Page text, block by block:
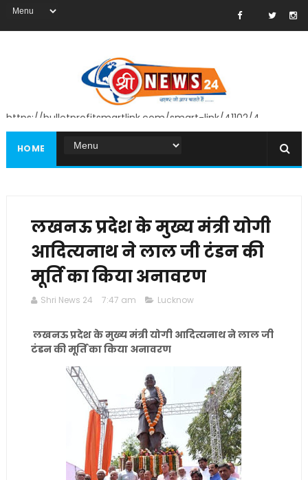
https://bulletprofitsmartlink.com/smart-link/41102/4
HOME
लखनऊ प्रदेश के मुख्य मंत्री योगी
आदित्यनाथ ने लाल जी टंडन की
मूर्ति का किया अनावरण
Shri News 24 7:47 am Lucknow
लखनऊ प्रदेश के मुख्य मंत्री योगी आदित्यनाथ ने लाल जी
टंडन की मूर्ति का किया अनावरण